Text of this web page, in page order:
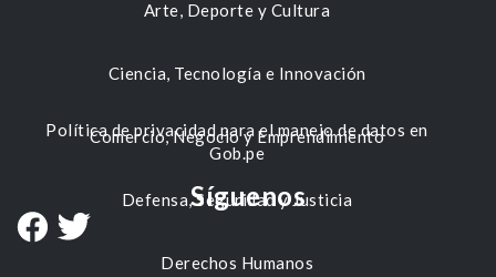
Arte, Deporte y Cultura
Ciencia, Tecnología e Innovación
Comercio, Negocio y Emprendimiento
Defensa, Seguridad y Justicia
Derechos Humanos
Política de privacidad para el manejo de datos en
Gob.pe
Síguenos